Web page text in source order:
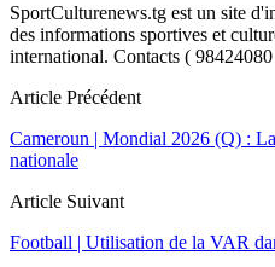
SportCulturenews.tg est un site
des informations sportives et
international. Contacts (
Article Précédent
Cameroun | Mondial 2026 (Q) :
nationale
Article Suivant
Football | Utilisation de la VAR